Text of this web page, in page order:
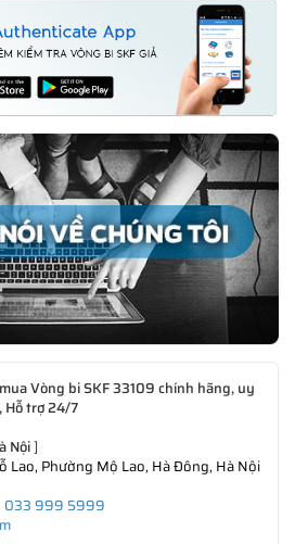
Vòng bi SKF 33109 chính hãng, uy
Hỗ trợ 24/7
Nội]
Lao, Phường Mộ Lao, Hà Đông, Hà Nội
033 999 5999